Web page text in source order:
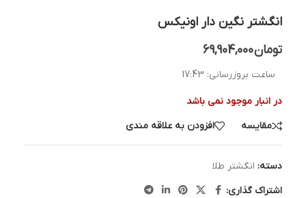
انگشتر نگین دار اونیکس
تومان
ساعت بروزرسانی: 17:43
در انبار موجود نمی باشد
مقایسه
افزودن به علاقه مندی
دسته: انگشتر طلا
اشتراک گذاری: